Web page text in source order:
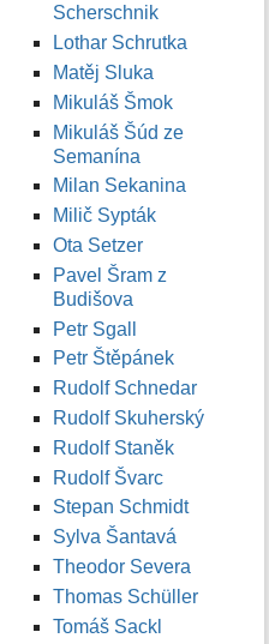
Scherschnik
Lothar Schrutka
Matěj Sluka
Mikuláš Šmok
Mikuláš Šúd ze
Semanína
Milan Sekanina
Milič Sypták
Ota Setzer
Pavel Šram z
Budišova
Petr Sgall
Petr Štěpánek
Rudolf Schnedar
Rudolf Skuherský
Rudolf Staněk
Rudolf Švarc
Stepan Schmidt
Sylva Šantavá
Theodor Severa
Thomas Schüller
Tomáš Sackl